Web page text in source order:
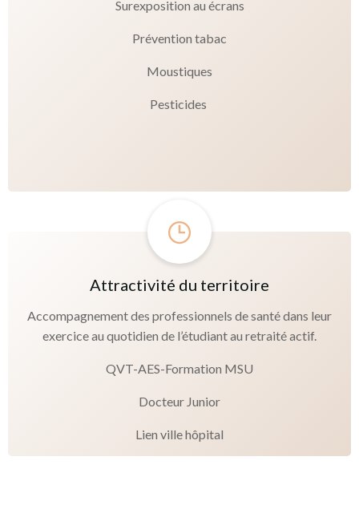
Surexposition au écrans
Prévention tabac
Moustiques
Pesticides
Attractivité du territoire
Accompagnement des professionnels de santé dans leur
exercice au quotidien de l’étudiant au retraité actif.
QVT-AES-Formation MSU
Docteur Junior
Lien ville hôpital